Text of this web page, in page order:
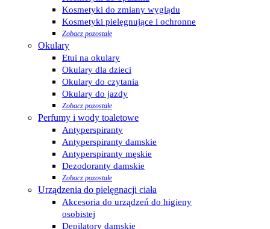
Kosmetyki do zmiany wyglądu
Kosmetyki pielęgnujące i ochronne
Zobacz pozostałe
Okulary
Etui na okulary
Okulary dla dzieci
Okulary do czytania
Okulary do jazdy
Zobacz pozostałe
Perfumy i wody toaletowe
Antyperspiranty
Antyperspiranty damskie
Antyperspiranty męskie
Dezodoranty damskie
Zobacz pozostałe
Urządzenia do pielęgnacji ciała
Akcesoria do urządzeń do higieny
osobistej
Depilatory damskie